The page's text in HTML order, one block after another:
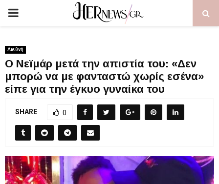
PRIMARY
Διεθνή
Ο Νεϊμάρ μετά την απιστία του: «Δεν
μπορώ να με φανταστώ χωρίς εσένα»
είπε για την έγκυο γυναίκα του
SHARE 0